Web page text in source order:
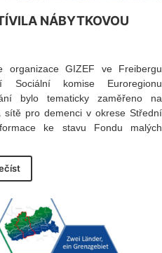
NÁBYTKOVOU
GIZEF ve Freibergu
Sociální komise Euroregionu
bylo tematicky zaměřeno na
sítě pro demenci v okrese Střední
ke stavu Fondu malých